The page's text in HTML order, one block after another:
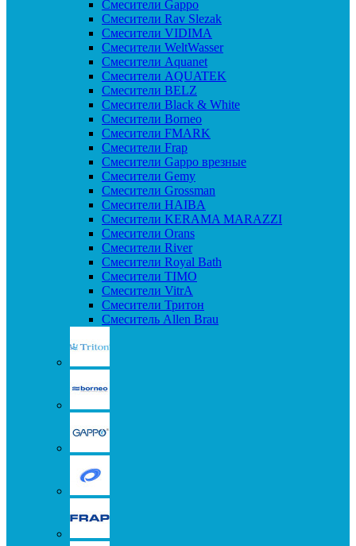
Cмесители Gappo
Cмесители Rav Slezak
Cмесители VIDIMA
Cмесители WeltWasser
Смесители Aquanet
Смесители AQUATEK
Смесители BELZ
Смесители Black & White
Смесители Borneo
Смесители FMARK
Смесители Frap
Смесители Gappo врезные
Смесители Gemy
Смесители Grossman
Смесители HAIBA
Смесители KERAMA MARAZZI
Смесители Orans
Смесители River
Смесители Royal Bath
Смесители TIMO
Смесители VitrA
Смесители Тритон
Смеситель Allen Brau